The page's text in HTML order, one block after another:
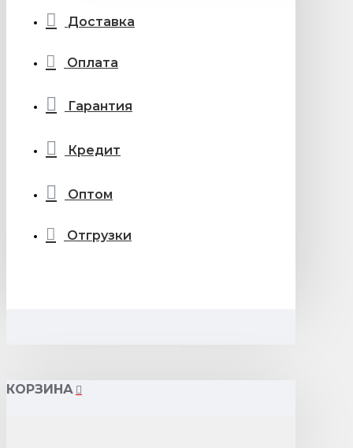
Доставка
Оплата
Гарантия
Кредит
Оптом
Отгрузки
КОРЗИНА